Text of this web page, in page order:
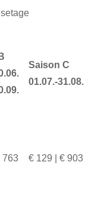
Saison C
01.07.-31.08.
763 € 129 | € 903